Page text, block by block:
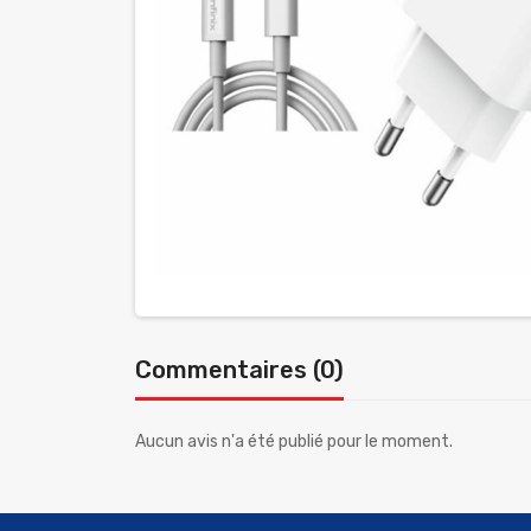
Commentaires (0)
Aucun avis n'a été publié pour le moment.